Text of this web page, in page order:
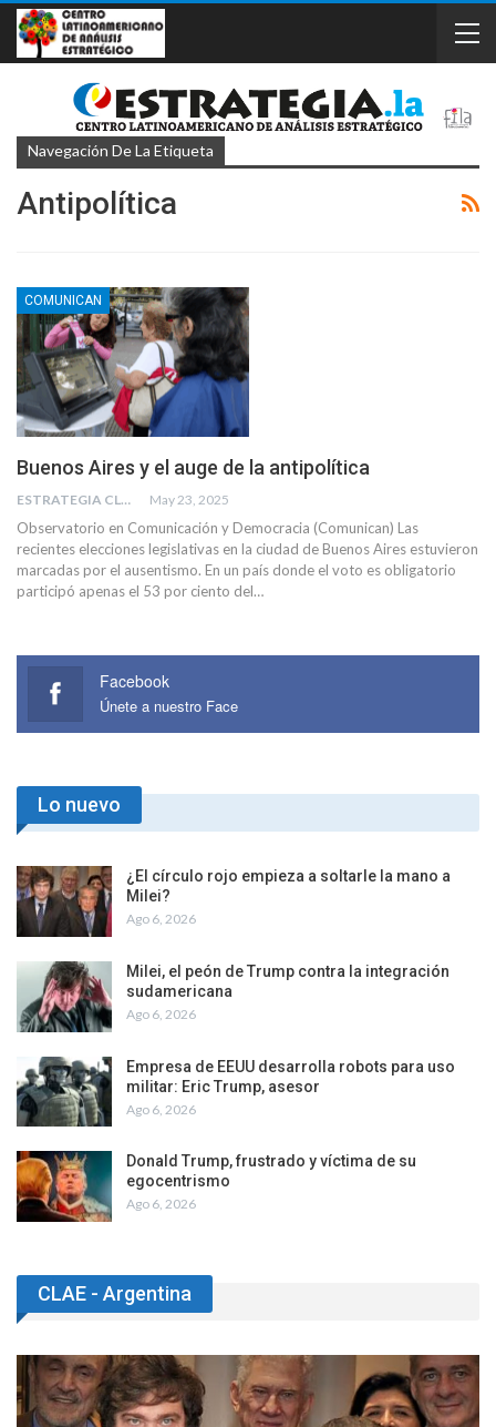
Navegación De La Etiqueta
Antipolítica
COMUNICAN
Buenos Aires y el auge de la antipolítica
ESTRATEGIA CLAE May 23, 2025
Observatorio en Comunicación y Democracia (Comunican) Las
recientes elecciones legislativas en la ciudad de Buenos Aires estuvieron
marcadas por el ausentismo. En un país donde el voto es obligatorio
participó apenas el 53 por ciento del…
Facebook
Únete a nuestro Face
Lo nuevo
¿El círculo rojo empieza a soltarle la mano a
Milei?
Ago 6, 2026
Milei, el peón de Trump contra la integración
sudamericana
Ago 6, 2026
Empresa de EEUU desarrolla robots para uso
militar: Eric Trump, asesor
Ago 6, 2026
Donald Trump, frustrado y víctima de su
egocentrismo
Ago 6, 2026
CLAE - Argentina